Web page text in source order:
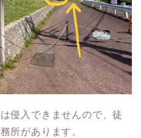
侵入できませんので、徒
所があります。